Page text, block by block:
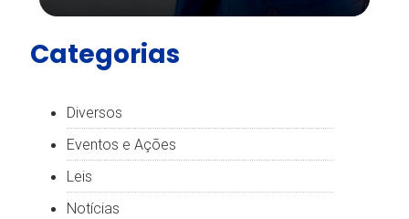
Categorias
Diversos
Eventos e Ações
Leis
Notícias